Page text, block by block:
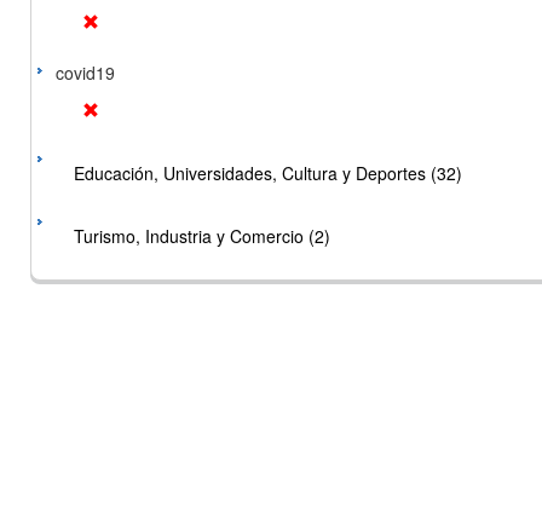
covid19
Educación, Universidades, Cultura y Deportes (32)
Turismo, Industria y Comercio (2)